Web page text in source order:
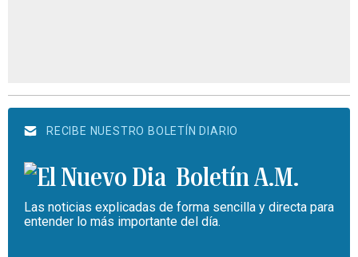
RECIBE NUESTRO BOLETÍN DIARIO
Boletín A.M.
Las noticias explicadas de forma sencilla y directa para
entender lo más importante del día.